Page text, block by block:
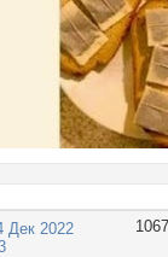
1067
Дек 2022